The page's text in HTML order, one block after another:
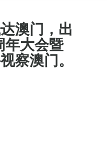
澳门，出
年大会暨
察澳门。